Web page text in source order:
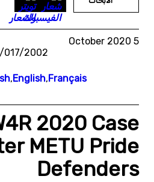
5 October 2020
017/2002
,English,Français
2020 Case
METU Pride
Defenders